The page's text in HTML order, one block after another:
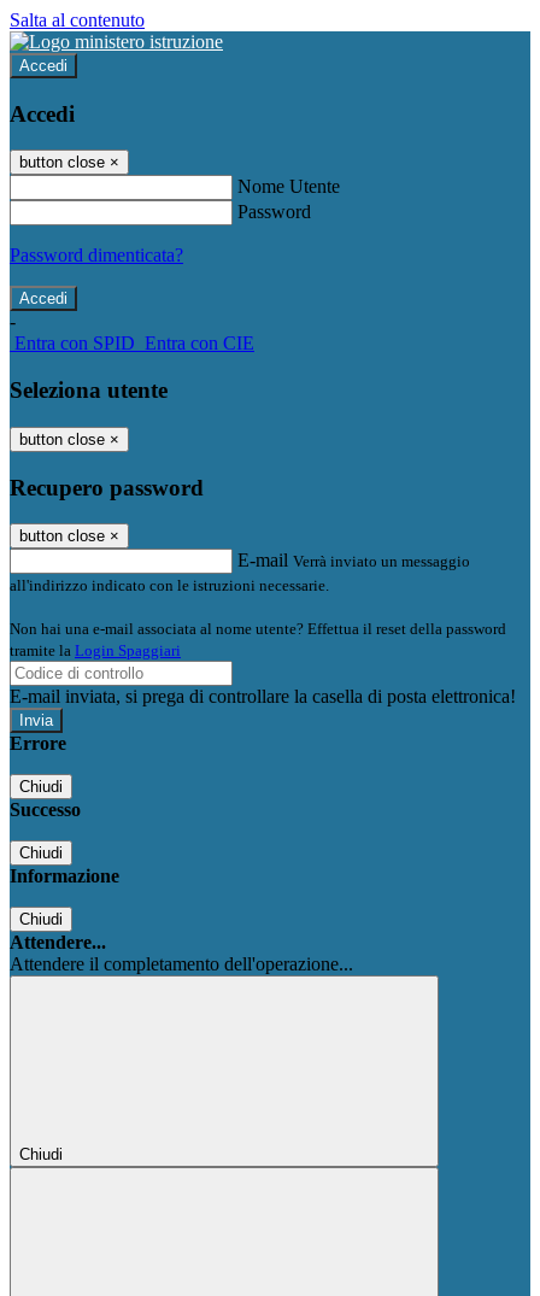
Salta al contenuto
Accedi
Accedi
button close ×
Nome Utente
Password
Password dimenticata?
-
Entra con SPID Entra con CIE
Seleziona utente
button close ×
Recupero password
button close ×
E-mail Verrà inviato un messaggio
all'indirizzo indicato con le istruzioni necessarie.
Non hai una e-mail associata al nome utente? Effettua il reset della password
tramite la Login Spaggiari
E-mail inviata, si prega di controllare la casella di posta elettronica!
Errore
Chiudi
Successo
Chiudi
Informazione
Chiudi
Attendere...
Attendere il completamento dell'operazione...
Chiudi